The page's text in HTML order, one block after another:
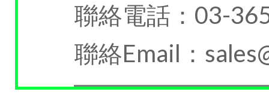
聯絡電話：03-
聯絡Email：